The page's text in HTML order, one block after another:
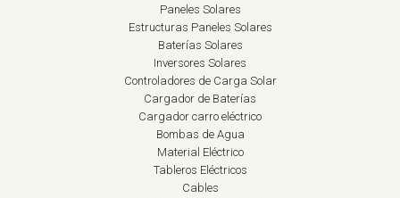
Paneles Solares
Estructuras Paneles Solares
Baterías Solares
Inversores Solares
Controladores de Carga Solar
Cargador de Baterías
Cargador carro eléctrico
Bombas de Agua
Material Eléctrico
Tableros Eléctricos
Cables